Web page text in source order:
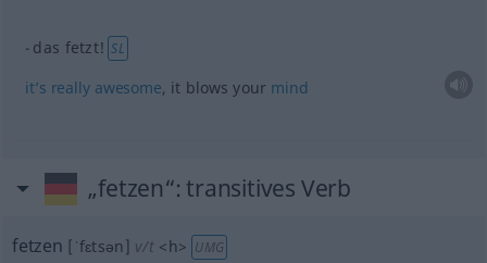
das fetzt! SL
it’s really awesome, it blows your mind
„fetzen“: transitives Verb
fetzen [ˈfɛtsən] v/t <h> UMG